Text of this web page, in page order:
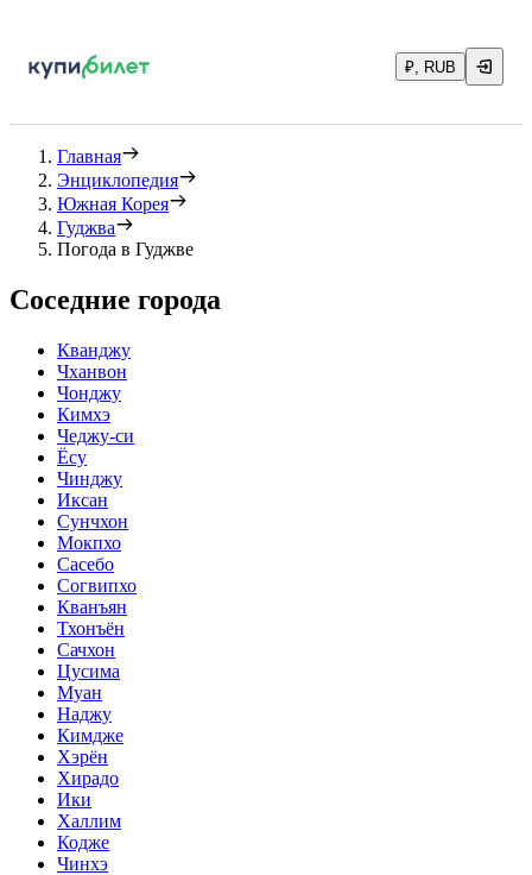
₽, RUB
Главная
Энциклопедия
Южная Корея
Гуджва
Погода в Гуджве
Соседние города
Кванджу
Чханвон
Чонджу
Кимхэ
Чеджу-си
Ёсу
Чинджу
Иксан
Сунчхон
Мокпхо
Сасебо
Согвипхо
Кванъян
Тхонъён
Сачхон
Цусима
Муан
Наджу
Кимдже
Хэрён
Хирадо
Ики
Халлим
Кодже
Чинхэ